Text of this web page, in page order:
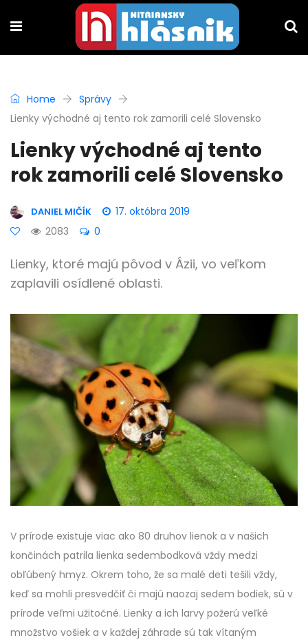
Home
Správy
Lienky východné aj tento rok zamorili celé Slovensko
Lienky východné aj tento
rok zamorili celé Slovensko
DANIEL MIČÍK
17. októbra 2019
2083
0
Lienky, ktoré majú pôvod v Ázii, vo veľkom
zaplavili osídlené oblasti.
V prírode existuje viac ako 80 druhov lienok a v našich
končinách patrila lienka sedembodková vždy medzi
obľúbený hmyz. Okrem toho, že sa malé deti tešili vždy,
keď sa mohli presvedčiť či majú naozaj sedem bodiek, sú v
prírode veľmi užitočné. Lienky a ich larvy požerú veľké
množstvo vošiek a v každej záhrade sú tak vítaným